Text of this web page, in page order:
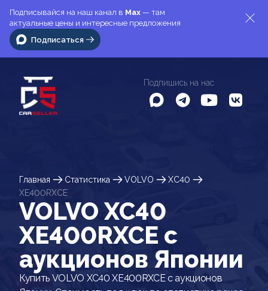
Подписывайся на наш канал в Max — там
актуальные цены и интересные предложения
Подписаться
Подпишись на нас
Главная Статистика VOLVO
XC40
XE400RXCE
VOLVO XC40
XE400RXCE c
аукционов Японии
Купить VOLVO XC40 XE400RXCE с аукционов